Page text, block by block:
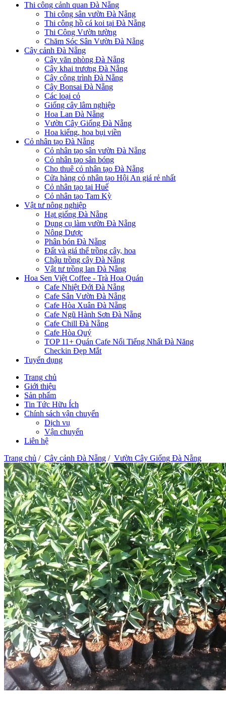
Thi công cảnh quan Đà Nẵng
Thi công sân vườn Đà Nẵng
Thi công hồ cá koi tại Đà Nẵng
Thi Công Vườn tường
Chăm Sóc Sân Vườn Đà Nẵng
Cây cảnh Đà Nẵng
Cây văn phòng Đà Nẵng
Cây khai trương Đà Nẵng
Cây công trình Đà Nẵng
Cây Bonsai Đà Nẵng
Các loại cỏ
Giống cây lâm nghiệp
Hoa Lan Đà Nẵng
Vườn Cây Giống Đà Nẵng
Hoa kiểng, hoa bụi viền
Cỏ nhân tạo Đà Nẵng
Cỏ nhân tạo sân vườn Đà Nẵng
Cỏ nhân tạo sân bóng
Cho thuê cỏ nhân tạo Đà Nẵng
Cửa hàng cỏ nhân tạo Hội An giá rẻ nhất
Cỏ nhân tạo tại Huế
Cỏ nhân tạo Tam Kỳ
Vật tư nông nghiệp
Hạt giống Đà Nẵng
Dụng cụ làm vườn Đà Nẵng
Nông Dược
Phân bón Đà Nẵng
Đất và giá thể trồng cây, hoa
Chậu trồng cây Đà Nẵng
Vật tư trồng lan Đà Nẵng
Hoa Sen Việt Coffee - Trà Hoa Quán
Cafe Nhiệt Đới Đà Nẵng
Cafe Sân Vườn Đà Nẵng
Cafe Hòa Xuân Đà Nẵng
Cafe Ngũ Hành Sơn Đà Nẵng
Cafe Chill Đà Nẵng
Cafe Hòa Quý
TOP 11+ Quán Cafe Nổi Tiếng Nhất Đà Năng
Checkin Đẹp Mắt
Tuyển dụng
Trang chủ
Giới thiệu
Sản phẩm
Tin Tức Hữu Ích
Chính sách vận chuyển
Dịch vụ
Vận chuyển
Liên hệ
Trang chủ / Cây cảnh Đà Nẵng / Vườn Cây Giống Đà Nẵng